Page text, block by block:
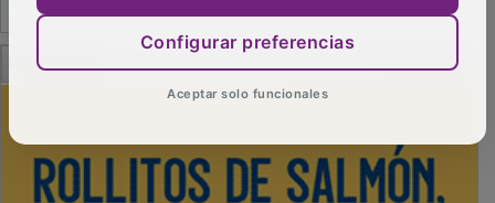
PUBLICIDAD Configurar preferencias
Aceptar solo funcionales